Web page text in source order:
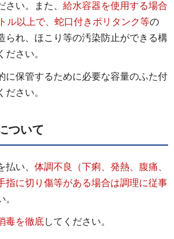
さい。また、 給水容器を使用する場合
ル以上で、蛇口付きポリタンク等の
られ、ほこり等の汚染防止ができる構
ださい。
に保管するために必要な容量のふた付
ださい。
ついて
払い、 体調不良（下痢、発熱、腹痛、
指に切り傷等がある場合は調理に従事
。
毒を徹底してください。